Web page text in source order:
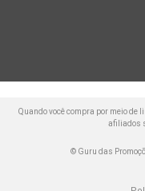
Quando você compra por meio de
afiliados
© Guru das